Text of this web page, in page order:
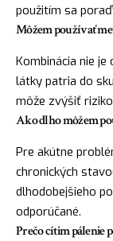
použitím sa
Môžem používať
Kombinácia nie je
látky patria do
môže zvýšiť
Ako dlho môžem
Pre akútne
chronických
dlhodobejšieho
odporúčané.
Prečo cítim pálenie